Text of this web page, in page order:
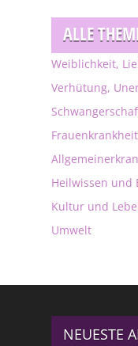
ALLE
Weiblichkeit,
Verhütung,
Heilwissen und
Kultur und
Umwelt
NEUESTE